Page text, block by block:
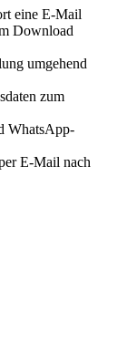
eine E-Mail
Download
umgehend
zum
WhatsApp-
E-Mail nach